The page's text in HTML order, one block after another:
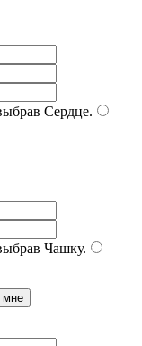
Сердце.
Чашку.